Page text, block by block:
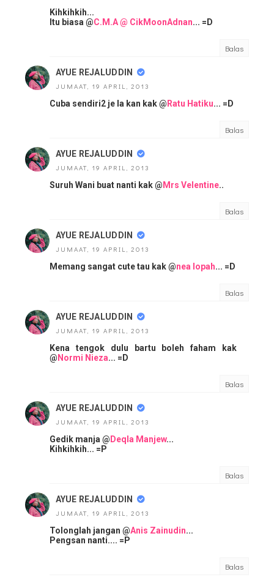
Kihkihkih...
Itu biasa @C.M.A @ CikMoonAdnan... =D
Balas
AYUE REJALUDDIN
JUMAAT, 19 APRIL, 2013
Cuba sendiri2 je la kan kak @ Ratu Hatiku... =D
Balas
AYUE REJALUDDIN
JUMAAT, 19 APRIL, 2013
Suruh Wani buat nanti kak @ Mrs Velentine..
Balas
AYUE REJALUDDIN
JUMAAT, 19 APRIL, 2013
Memang sangat cute tau kak @nea lopah... =D
Balas
AYUE REJALUDDIN
JUMAAT, 19 APRIL, 2013
Kena tengok dulu bartu boleh faham kak
@ Normi Nieza... =D
Balas
AYUE REJALUDDIN
JUMAAT, 19 APRIL, 2013
Gedik manja @ Deqla Manjew...
Kihkihkih... =P
Balas
AYUE REJALUDDIN
JUMAAT, 19 APRIL, 2013
Tolonglah jangan @Anis Zainudin...
Pengsan nanti.... =P
Balas